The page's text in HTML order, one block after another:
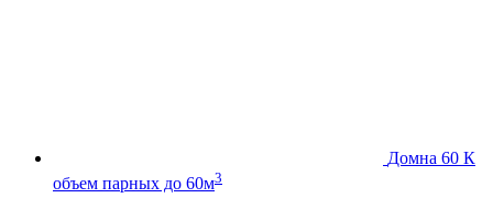
Домна 60 К
объем парных до 60м3